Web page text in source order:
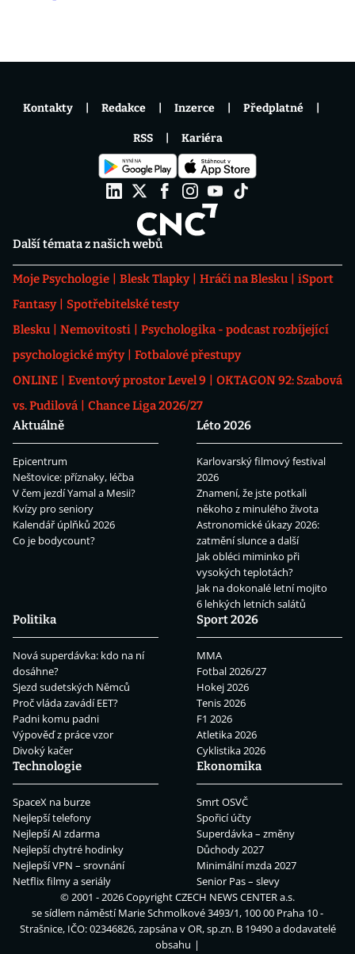
Další témata z našich webů
Moje Psychologie Blesk Tlapky Hráči na Blesku
iSport
Fantasy
Spotřebitelské testy
Blesku
Nemovitosti
Psychologika - podcast rozbíjející
psychologické mýty
Fotbalové přestupy
ONLINE
Eventový prostor Level 9
OKTAGON 92: Szabová
vs. Pudilová
Chance Liga 2026/27
Aktuálně
Epicentrum
Neštovice: příznaky, léčba
V čem jezdí Yamal a Mesii?
Kvízy pro seniory
Kalendář úplňků 2026
Co je bodycount?
Léto 2026
Karlovarský filmový festival
2026
Znamení, že jste potkali
někoho z minulého života
Astronomické úkazy 2026:
zatmění slunce a další
Jak obléci miminko při
vysokých teplotách?
Jak na dokonalé letní mojito
6 lehkých letních salátů
Politika
Nová superdávka: kdo na ní
dosáhne?
Sjezd sudetských Němců
Proč vláda zavádí EET?
Padni komu padni
Výpověď z práce vzor
Divoký kačer
Sport 2026
MMA
Fotbal 2026/27
Hokej 2026
Tenis 2026
F1 2026
Atletika 2026
Cyklistika 2026
Technologie
SpaceX na burze
Nejlepší telefony
Nejlepší AI zdarma
Nejlepší chytré hodinky
Nejlepší VPN – srovnání
Netflix filmy a seriály
Ekonomika
Smrt OSVČ
Spořicí účty
Superdávka – změny
Důchody 2027
Minimální mzda 2027
Senior Pas – slevy
Kontakty Redakce Inzerce Předplatné
RSS Kariéra
© 2001 - 2026 CopyrightCZECH NEWS CENTER a.s.
se sídlem náměstí Marie Schmolkové 3493/1, 100 00 Praha 10 -
Strašnice, IČO: 02346826, zapsána v OR, sp.zn. B 19490 a dodavatelé
obsahu